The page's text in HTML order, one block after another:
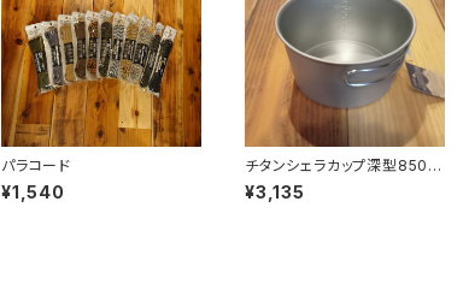
パラコード
¥1,540
チタンシェラカップ深型850フ
ォールドハンドル(メモリ付)
¥3,135